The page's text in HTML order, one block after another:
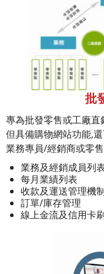
批
專為批發零售或工廠
但具備購物網站功能,
業務專員/經銷商或零
業務及經銷成員列
每月業績列表
收款及運送管理機
訂單/庫存管理
線上金流及信用卡